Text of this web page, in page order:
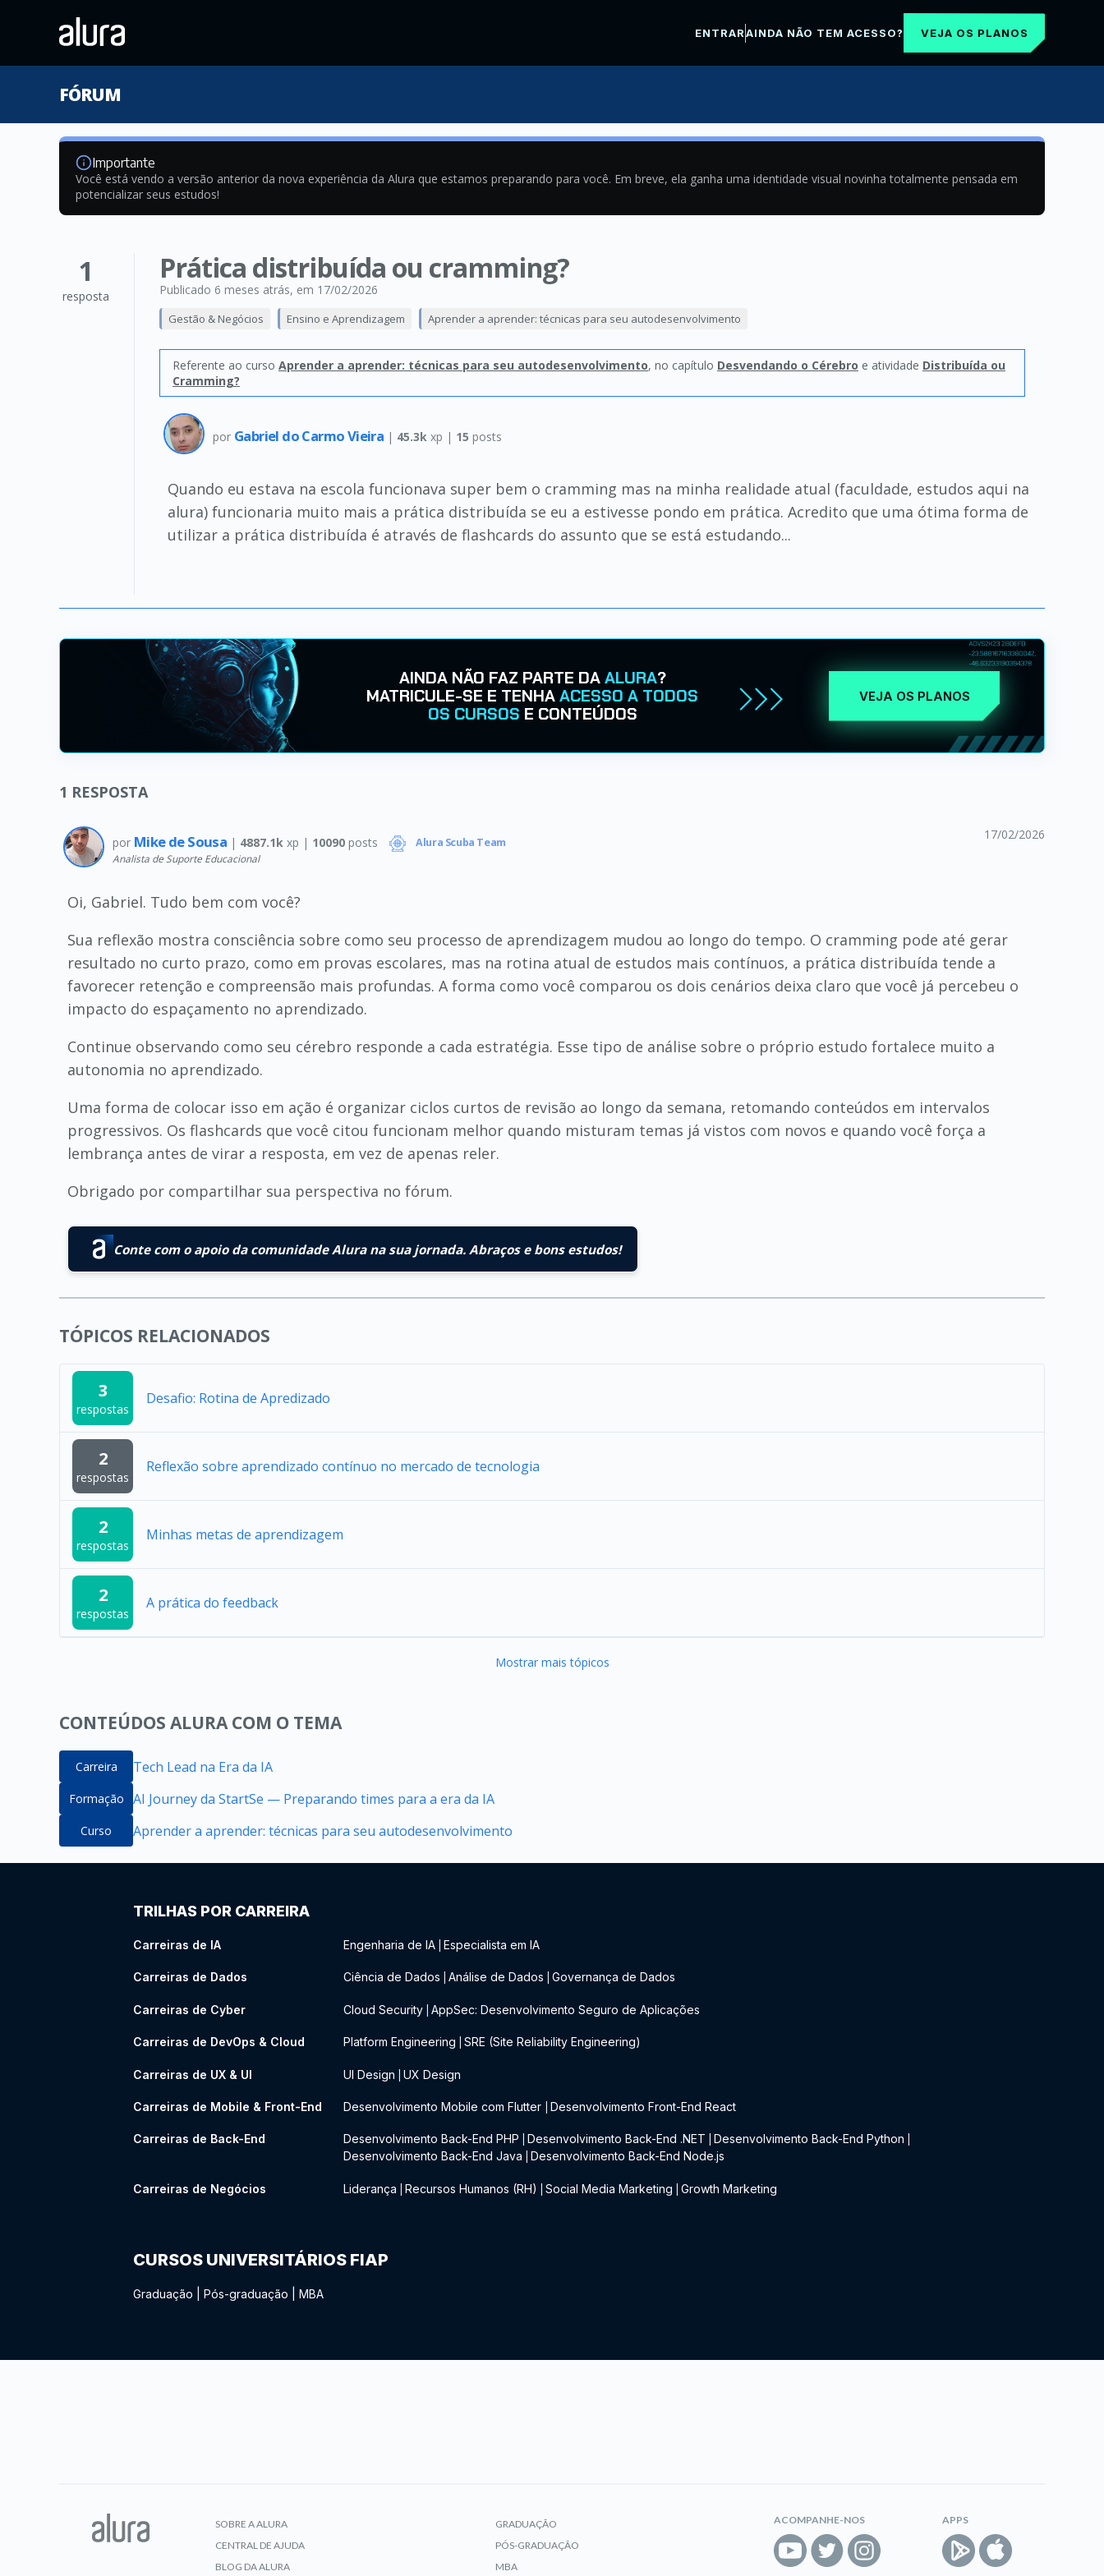
ENTRARAINDA NÃO TEM ACESSO? VEJA OS PLANOS
FÓRUM
Importante
Você está vendo a versão anterior da nova experiência da Alura que estamos preparando para você. Em breve, ela ganha uma identidade visual novinha totalmente pensada em
potencializar seus estudos!
1
resposta
Prática distribuída ou cramming?
Publicado 6 meses atrás, em 17/02/2026
Gestão & Negócios Ensino e Aprendizagem Aprender a aprender: técnicas para seu autodesenvolvimento
Referente ao curso Aprender a aprender: técnicas para seu autodesenvolvimento, no capítulo Desvendando o Cérebro e atividade Distribuída ou
Cramming?
por Gabriel do Carmo Vieira | 45.3k xp | 15 posts
Quando eu estava na escola funcionava super bem o cramming mas na minha realidade atual (faculdade, estudos aqui na
alura) funcionaria muito mais a prática distribuída se eu a estivesse pondo em prática. Acredito que uma ótima forma de
utilizar a prática distribuída é através de flashcards do assunto que se está estudando...
AINDA NÃO FAZ PARTE DAALURA?
MATRICULE-SE E TENHAACESSO A TODOS
OS CURSOS E CONTEÚDOS
VEJA OS PLANOS
1 RESPOSTA
por Mike de Sousa | 4887.1k xp | 10090posts Alura Scuba Team
Analista de Suporte Educacional
17/02/2026
Oi, Gabriel. Tudo bem com você?
Sua reflexão mostra consciência sobre como seu processo de aprendizagem mudou ao longo do tempo. O cramming pode até gerar
resultado no curto prazo, como em provas escolares, mas na rotina atual de estudos mais contínuos, a prática distribuída tende a
favorecer retenção e compreensão mais profundas. A forma como você comparou os dois cenários deixa claro que você já percebeu o
impacto do espaçamento no aprendizado.
Continue observando como seu cérebro responde a cada estratégia. Esse tipo de análise sobre o próprio estudo fortalece muito a
autonomia no aprendizado.
Uma forma de colocar isso em ação é organizar ciclos curtos de revisão ao longo da semana, retomando conteúdos em intervalos
progressivos. Os flashcards que você citou funcionam melhor quando misturam temas já vistos com novos e quando você força a
lembrança antes de virar a resposta, em vez de apenas reler.
Obrigado por compartilhar sua perspectiva no fórum.
Conte com o apoio da comunidade Alura na sua jornada. Abraços e bons estudos!
TÓPICOS RELACIONADOS
3
respostas
Desafio: Rotina de Apredizado
2
respostas
Reflexão sobre aprendizado contínuo no mercado de tecnologia
2
respostas
Minhas metas de aprendizagem
2
respostas
A prática do feedback
Mostrar mais tópicos
CONTEÚDOS ALURA COM O TEMA
Carreira Tech Lead na Era da IA
Formação AI Journey da StartSe — Preparando times para a era da IA
Curso Aprender a aprender: técnicas para seu autodesenvolvimento
TRILHAS POR CARREIRA
Carreiras de IA Engenharia de IA Especialista em IA
Carreiras de Dados Ciência de Dados Análise de Dados Governança de Dados
Carreiras de Cyber Cloud Security AppSec: Desenvolvimento Seguro de Aplicações
Carreiras de DevOps & Cloud Platform Engineering SRE (Site Reliability Engineering)
Carreiras de UX & UI UI Design UX Design
Carreiras de Mobile & Front-End Desenvolvimento Mobile com Flutter Desenvolvimento Front-End React
Carreiras de Back-End Desenvolvimento Back-End PHP Desenvolvimento Back-End .NET Desenvolvimento Back-End Python
Desenvolvimento Back-End Java Desenvolvimento Back-End Node.js
Carreiras de Negócios Liderança Recursos Humanos (RH) Social Media Marketing Growth Marketing
CURSOS UNIVERSITÁRIOS FIAP
Graduação Pós-graduação MBA
SOBRE A ALURA
CENTRAL DE AJUDA
BLOG DA ALURA
GRADUAÇÃO
PÓS-GRADUAÇÃO
MBA
ACOMPANHE-NOS APPS